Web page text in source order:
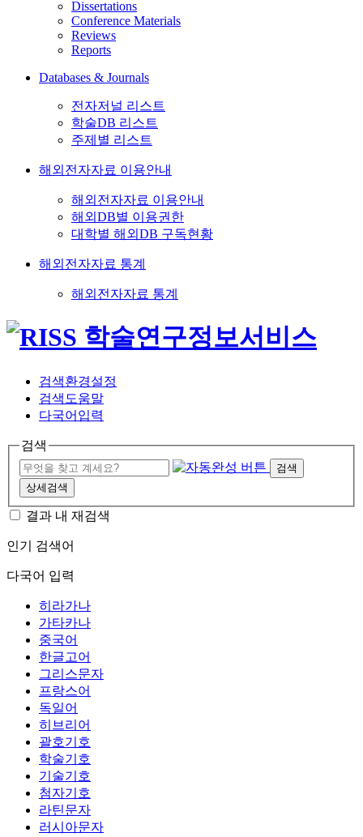
Dissertations
Conference Materials
Reviews
Reports
Databases & Journals
전자저널 리스트
학술DB 리스트
주제별 리스트
해외전자자료 이용안내
해외전자자료 이용안내
해외DB별 이용권한
대학별 해외DB 구독현황
해외전자자료 통계
해외전자자료 통계
검색환경설정
검색도움말
다국어입력
검색
검색
상세검색
결과 내 재검색
인기 검색어
다국어 입력
히라가나
가타카나
중국어
한글고어
그리스문자
프랑스어
독일어
히브리어
괄호기호
학술기호
기술기호
첨자기호
라틴문자
러시아문자